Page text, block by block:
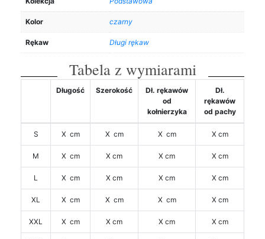
Kolor czarny
Rękaw Długi rękaw
Tabela z wymiarami
Długość Szerokość
Dł. rękawów
od
kołnierzyka
Dł.
rękawów
od pachy
S X cm X cm X cm X cm
M X cm X cm X cm X cm
L X cm X cm X cm X cm
XL X cm X cm X cm X cm
XXL X cm X cm X cm X cm